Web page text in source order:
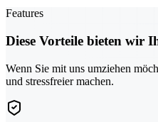
Features
Diese Vorteile bieten wir
Wenn Sie mit uns umziehen
und stressfreier machen.